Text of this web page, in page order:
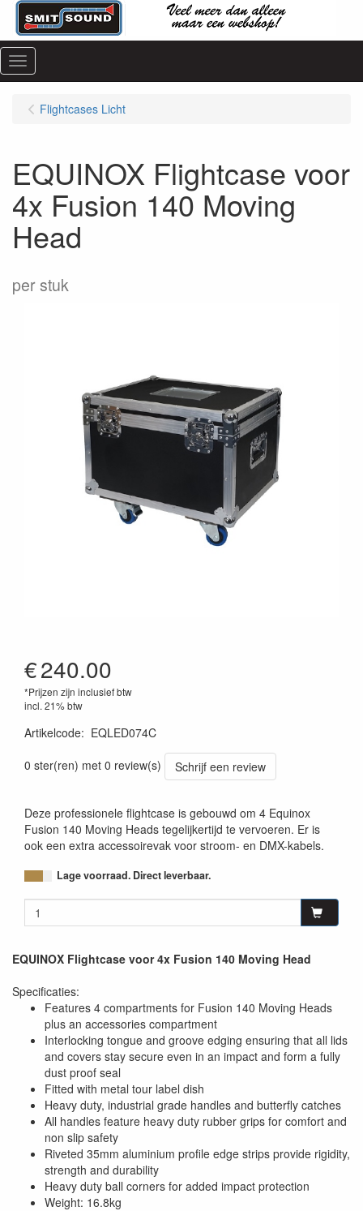
Menu
Flightcases Licht
EQUINOX Flightcase voor
4x Fusion 140 Moving
Head
per stuk
€240.00
*Prijzen zijn inclusief btw
incl. 21% btw
Artikelcode: EQLED074C
0 ster(ren) met 0 review(s)
Schrijf een review
Deze professionele flightcase is gebouwd om 4 Equinox
Fusion 140 Moving Heads tegelijkertijd te vervoeren. Er is
ook een extra accessoirevak voor stroom- en DMX-kabels.
Lage voorraad. Direct leverbaar.
EQUINOX Flightcase voor 4x Fusion 140 Moving Head
Specificaties:
Features 4 compartments for Fusion 140 Moving Heads
plus an accessories compartment
Interlocking tongue and groove edging ensuring that all lids
and covers stay secure even in an impact and form a fully
dust proof seal
Fitted with metal tour label dish
Heavy duty, industrial grade handles and butterfly catches
All handles feature heavy duty rubber grips for comfort and
non slip safety
Riveted 35mm aluminium profile edge strips provide rigidity,
strength and durability
Heavy duty ball corners for added impact protection
Weight: 16.8kg